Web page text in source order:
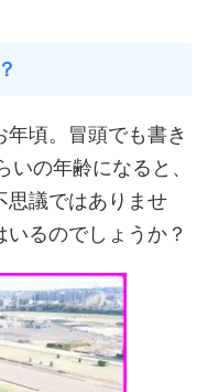
頃。冒頭でも書き
の年齢になると、
思議ではありませ
るのでしょうか？